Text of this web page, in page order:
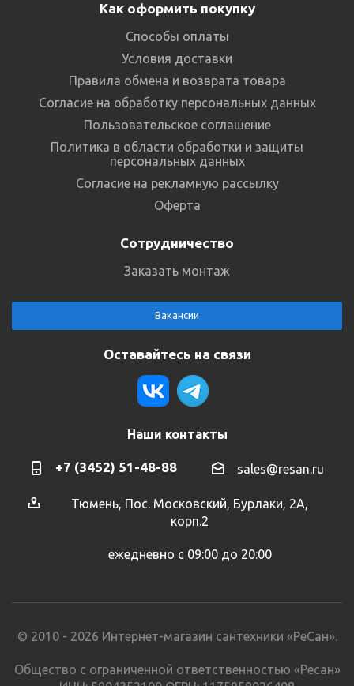
Как оформить покупку
Способы оплаты
Условия доставки
Правила обмена и возврата товара
Согласие на обработку персональных данных
Пользовательское соглашение
Политика в области обработки и защиты
персональных данных
Согласие на рекламную рассылку
Оферта
Сотрудничество
Заказать монтаж
Вакансии
Оставайтесь на связи
Наши контакты
+7 (3452) 51-48-88 sales@resan.ru
Тюмень, Пос. Московский, Бурлаки, 2А,
корп.2
ежедневно с 09:00 до 20:00
© 2010 - 2026 Интернет-магазин сантехники «РеСан».
Общество с ограниченной ответственностью «Ресан»